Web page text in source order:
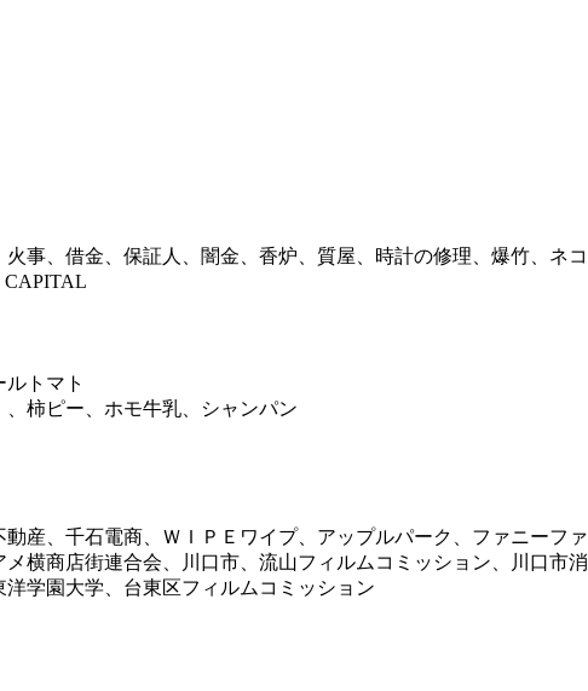
事、借金、保証人、闇金、香炉、質屋、時計の修理、爆竹、ネ
CAPITAL
トマト
柿ピー、ホモ牛乳、シャンパン
産、千石電商、ＷＩＰＥワイプ、アップルパーク、ファニーフ
横商店街連合会、川口市、流山フィルムコミッション、川口市
学園大学、台東区フィルムコミッション